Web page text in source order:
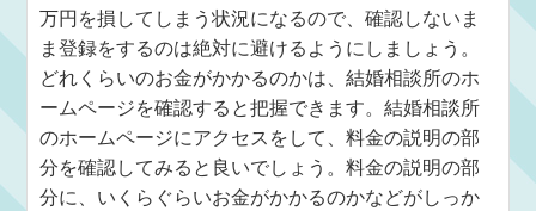
万円を損してしまう状況になるので、確認しないま
ま登録をするのは絶対に避けるようにしましょう。
どれくらいのお金がかかるのかは、結婚相談所のホ
ームページを確認すると把握できます。結婚相談所
のホームページにアクセスをして、料金の説明の部
分を確認してみると良いでしょう。料金の説明の部
分に、いくらぐらいお金がかかるのかなどがしっか